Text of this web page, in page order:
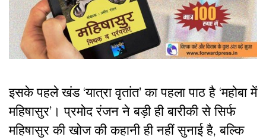
इसके पहले खंड ‘यात्रा वृतांत’ का पहला पाठ है ‘महोबा में
महिषासुर’। प्रमोद रंजन ने बड़ी ही बारीकी से सिर्फ
महिषासुर की खोज की कहानी ही नहीं सुनाई है, बल्कि